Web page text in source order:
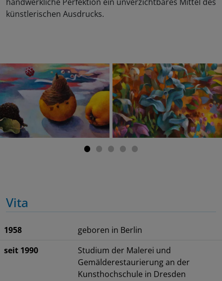
künstlerischen Ausdrucks.
Vita
1958
geboren in Berlin
seit 1990
Studium der Malerei und
Gemälderestaurierung an der
Kunsthochschule in Dresden